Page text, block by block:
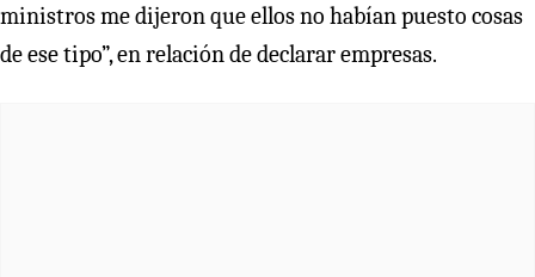
ministros me dijeron que ellos no habían puesto cosas
de ese tipo”, en relación de declarar empresas.